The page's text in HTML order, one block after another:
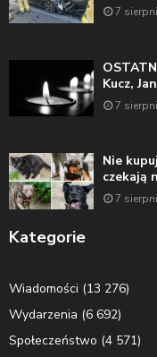
7
Kucz,
7
Nie
czekają
7
Kategorie
Wiadomości (13 276)
Wydarzenia (6 692)
Społeczeństwo (4 571)